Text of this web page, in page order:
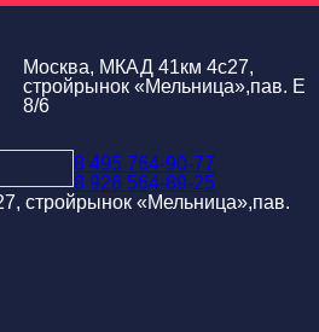
Москва, МКАД 41км 4с27,
стройрынок «Мельница»,пав. Е
8/6
8 495 764-90-77
8 926 564-89-25
стройрынок «Мельница»,пав.